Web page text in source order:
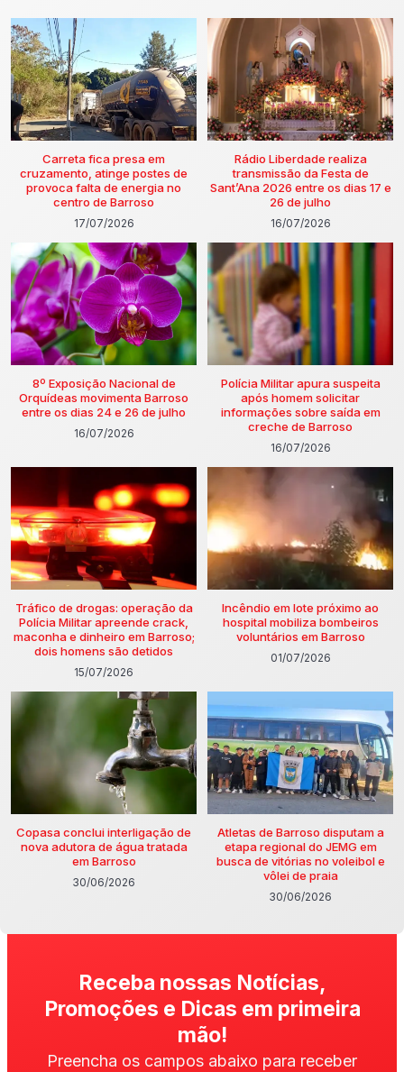
Carreta fica presa em
cruzamento, atinge postes de
provoca falta de energia no
centro de Barroso
17/07/2026
Rádio Liberdade realiza
transmissão da Festa de
Sant’Ana 2026 entre os dias 17 e
26 de julho
16/07/2026
8º Exposição Nacional de
Orquídeas movimenta Barroso
entre os dias 24 e 26 de julho
16/07/2026
Polícia Militar apura suspeita
após homem solicitar
informações sobre saída em
creche de Barroso
16/07/2026
Tráfico de drogas: operação da
Polícia Militar apreende crack,
maconha e dinheiro em Barroso;
dois homens são detidos
15/07/2026
Incêndio em lote próximo ao
hospital mobiliza bombeiros
voluntários em Barroso
01/07/2026
Copasa conclui interligação de
nova adutora de água tratada
em Barroso
30/06/2026
Atletas de Barroso disputam a
etapa regional do JEMG em
busca de vitórias no voleibol e
vôlei de praia
30/06/2026
Receba nossas Notícias,
Promoções e Dicas em primeira
mão!
Preencha os campos abaixo para receber